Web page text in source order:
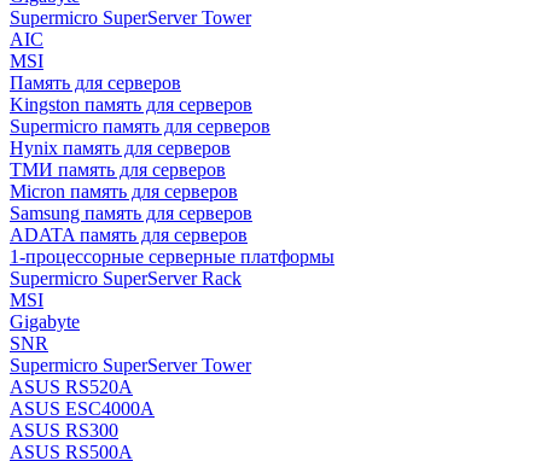
Supermicro SuperServer Tower
AIC
MSI
Память для серверов
Kingston память для серверов
Supermicro память для серверов
Hynix память для серверов
ТМИ память для серверов
Micron память для серверов
Samsung память для серверов
ADATA память для серверов
1-процессорные серверные платформы
Supermicro SuperServer Rack
MSI
Gigabyte
SNR
Supermicro SuperServer Tower
ASUS RS520A
ASUS ESC4000A
ASUS RS300
ASUS RS500A